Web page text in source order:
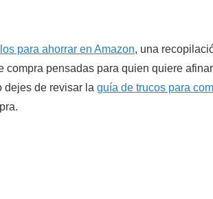
para ahorrar en Amazon, una
pensadas para quien quiere
dejes de revisar la guía de trucos para